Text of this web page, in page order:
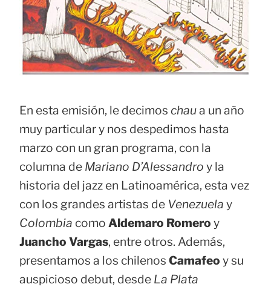
En esta emisión, le decimos chaua un año
muy particular y nos despedimos hasta
marzo con un gran programa, con la
columna de Mariano D’Alessandro y la
historia del jazz en Latinoamérica, esta vez
con los grandes artistas de Venezuela y
Colombia como Aldemaro Romero y
Juancho Vargas, entre otros. Además,
presentamos a los chilenos Camafeo y su
auspicioso debut, desde La Plata